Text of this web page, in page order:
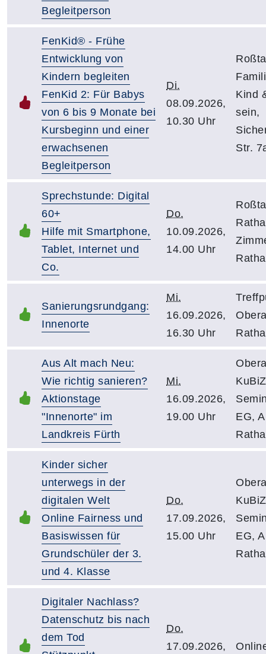
Begleitperson
FenKid® - Frühe
Entwicklung von
Kindern begleiten
FenKid 2: Für Babys
von 6 bis 9 Monate bei
Kursbeginn und einer
erwachsenen
Begleitperson
Di.
08.09.2026,
10.30 Uhr
Kind
sein,
Str.
Sprechstunde: Digital
60+
Hilfe mit Smartphone,
Tablet, Internet und
Co.
Do.
10.09.2026,
14.00 Uhr
Sanierungsrundgang:
Innenorte
Mi.
16.09.2026,
16.30 Uhr
Aus Alt mach Neu:
Wie richtig sanieren?
Aktionstage
"Innenorte" im
Landkreis Fürth
Mi.
16.09.2026,
19.00 Uhr
EG,
Kinder sicher
unterwegs in der
digitalen Welt
Online Fairness und
Basiswissen für
Grundschüler der 3.
und 4. Klasse
Do.
17.09.2026,
15.00 Uhr
EG,
Digitaler Nachlass?
Datenschutz bis nach
dem Tod
Do.
17.09.2026,